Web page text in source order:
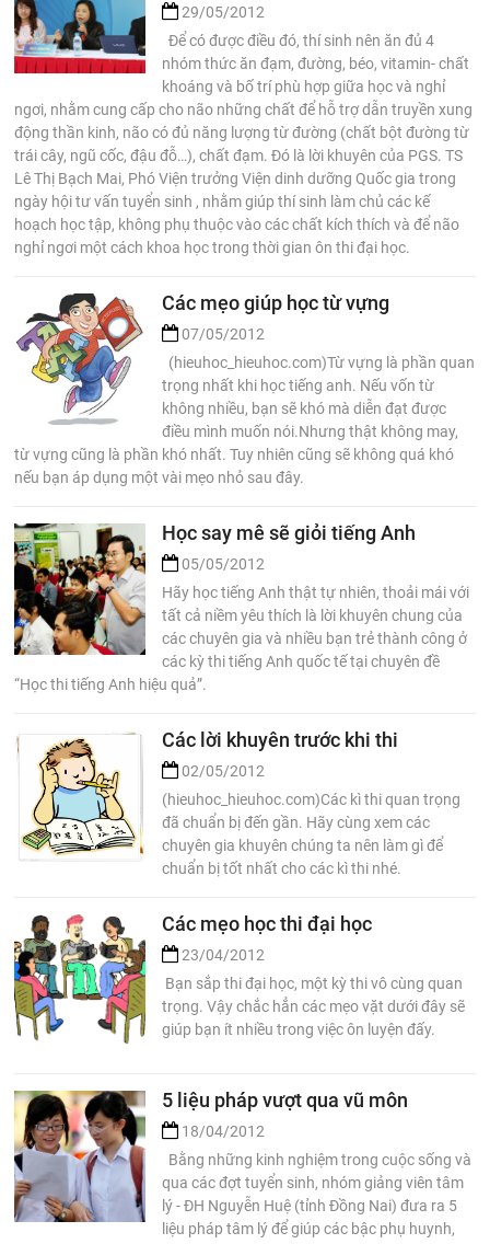
29/05/2012
Để có được điều đó, thí sinh nên ăn đủ 4
nhóm thức ăn đạm, đường, béo, vitamin- chất
khoáng và bố trí phù hợp giữa học và nghỉ
ngơi, nhằm cung cấp cho não những chất để hỗ trợ dẫn truyền xung
động thần kinh, não có đủ năng lượng từ đường (chất bột đường từ
trái cây, ngũ cốc, đậu đỗ…), chất đạm. Đó là lời khuyên của PGS. TS
Lê Thị Bạch Mai, Phó Viện trưởng Viện dinh dưỡng Quốc gia trong
ngày hội tư vấn tuyển sinh , nhằm giúp thí sinh làm chủ các kế
hoạch học tập, không phụ thuộc vào các chất kích thích và để não
nghỉ ngơi một cách khoa học trong thời gian ôn thi đại học.
Các mẹo giúp học từ vựng
07/05/2012
(hieuhoc_hieuhoc.com)Từ vựng là phần quan
trọng nhất khi học tiếng anh. Nếu vốn từ
không nhiều, bạn sẽ khó mà diễn đạt được
điều mình muốn nói.Nhưng thật không may,
từ vựng cũng là phần khó nhất. Tuy nhiên cũng sẽ không quá khó
nếu bạn áp dụng một vài mẹo nhỏ sau đây.
Học say mê sẽ giỏi tiếng Anh
05/05/2012
Hãy học tiếng Anh thật tự nhiên, thoải mái với
tất cả niềm yêu thích là lời khuyên chung của
các chuyên gia và nhiều bạn trẻ thành công ở
các kỳ thi tiếng Anh quốc tế tại chuyên đề
“Học thi tiếng Anh hiệu quả”.
Các lời khuyên trước khi thi
02/05/2012
(hieuhoc_hieuhoc.com)Các kì thi quan trọng
đã chuẩn bị đến gần. Hãy cùng xem các
chuyên gia khuyên chúng ta nên làm gì để
chuẩn bị tốt nhất cho các kì thi nhé.
Các mẹo học thi đại học
23/04/2012
Bạn sắp thi đại học, một kỳ thi vô cùng quan
trọng. Vậy chắc hẳn các mẹo vặt dưới đây sẽ
giúp bạn ít nhiều trong việc ôn luyện đấy.
5 liệu pháp vượt qua vũ môn
18/04/2012
Bằng những kinh nghiệm trong cuộc sống và
qua các đợt tuyển sinh, nhóm giảng viên tâm
lý - ĐH Nguyễn Huệ (tỉnh Đồng Nai) đưa ra 5
liệu pháp tâm lý để giúp các bậc phụ huynh,